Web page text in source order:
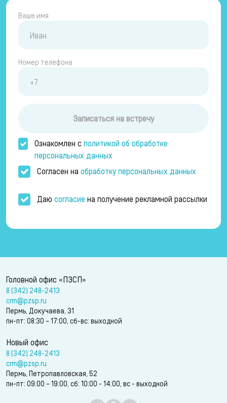
Ваше имя
Номер телефона
Записаться на встречу
Ознакомлен сполитикой об обработке
персональных данных
Согласен на обработку персональных данных
Даю согласие на получение рекламной рассылки
Головной офис «ПЗСП»
8 (342) 248-2413
crm@pzsp.ru
Пермь, Докучаева, 31
пн-пт: 08:30 – 17:00, сб-вс: выходной
Новый офис
8 (342) 248-2413
crm@pzsp.ru
Пермь, Петропавловская, 52
пн-пт: 09:00 – 19:00, сб: 10:00 - 14:00, вс - выходной